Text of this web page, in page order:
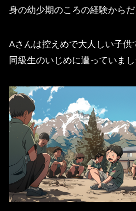
身の幼少期のころの経験からだ
Aさんは控えめで大人しい子供
同級生のいじめに遭っていまし